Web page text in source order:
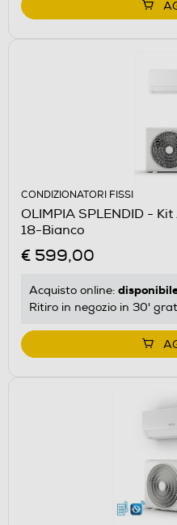
CONDIZIONATORI FISSI
OLIMPIA SPLENDID - Kit
18-Bianco
€ 599,00
Acquisto online:
Ritiro in negozio in 30'